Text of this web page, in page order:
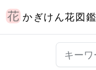
かぎけん花図鑑